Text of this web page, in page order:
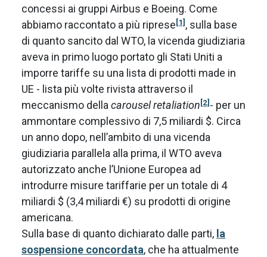
concessi ai gruppi Airbus e Boeing. Come
abbiamo raccontato a più riprese[1], sulla base
di quanto sancito dal WTO, la vicenda giudiziaria
aveva in primo luogo portato gli Stati Uniti a
imporre tariffe su una lista di prodotti made in
UE - lista più volte rivista attraverso il
meccanismo dellacarousel retaliation[2]- per un
ammontare complessivo di 7,5 miliardi $. Circa
un anno dopo, nell’ambito di una vicenda
giudiziaria parallela alla prima, il WTO aveva
autorizzato anche l’Unione Europea ad
introdurre misure tariffarie per un totale di 4
miliardi $ (3,4 miliardi €) su prodotti di origine
americana.
Sulla base di quanto dichiarato dalle parti, la
sospensione concordata, che ha attualmente